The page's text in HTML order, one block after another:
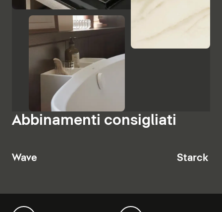
Mostra specchi e armadietti a specchio
Abbinamenti consigliati
Wave Starck T